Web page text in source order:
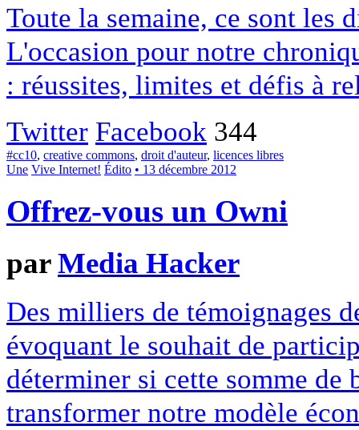
Toute la semaine, ce sont les
L'occasion pour notre
: réussites, limites et défis à
Twitter Facebook 344
#cc10, creative commons, droit d'auteur, licences libres
Une Vive Internet! Édito • 13 décembre 2012
Offrez-vous un Owni
parMedia Hacker
Des milliers de témoignages
évoquant le souhait de
déterminer si cette somme
transformer notre modèle